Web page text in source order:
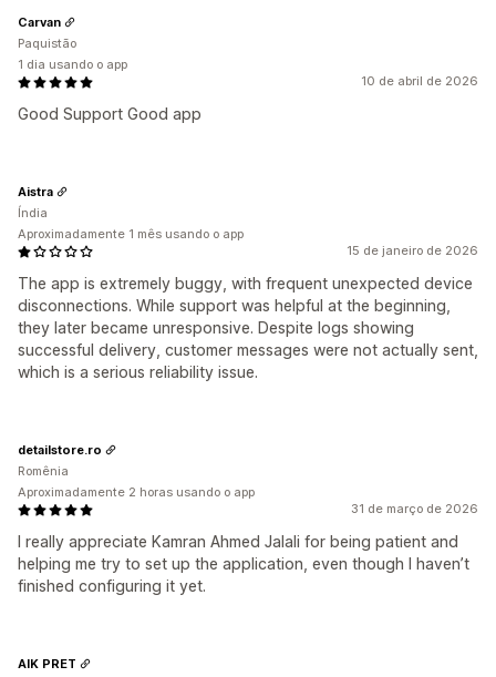
10 de abril de 2026
Good Support Good app
Carvan
Paquistão
1 dia usando o app
15 de janeiro de 2026
The app is extremely buggy, with frequent unexpected device
disconnections. While support was helpful at the beginning,
they later became unresponsive. Despite logs showing
successful delivery, customer messages were not actually sent,
which is a serious reliability issue.
Aistra
Índia
Aproximadamente 1 mês usando o app
31 de março de 2026
I really appreciate Kamran Ahmed Jalali for being patient and
helping me try to set up the application, even though I haven’t
finished configuring it yet.
detailstore.ro
Romênia
Aproximadamente 2 horas usando o app
AIK PRET